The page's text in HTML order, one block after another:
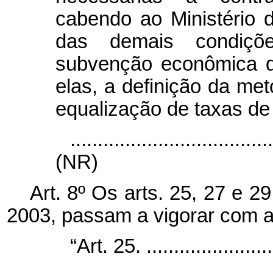
cabendo ao Ministério
das demais
subvenção econômica
elas, a definição da
equalização de taxas
(NR)
Art. 8º Os arts. 25, 27 e
2003, passam a vigorar com
“Art. 25.